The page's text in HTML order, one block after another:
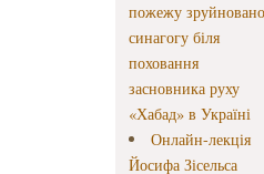
пожежу зруйновано
синагогу біля
поховання
засновника руху
«Хабад» в Україні
Онлайн-лекція
Йосифа Зісельса